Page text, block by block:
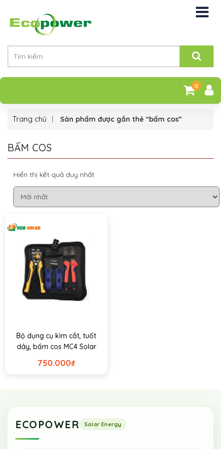
0
Trang chủ Sản phẩm được gắn thẻ “bấm cos”
BẤM COS
Hiển thị kết quả duy nhất
Bộ dụng cụ kìm cắt, tuốt
dây, bấm cos MC4 Solar
₫
750.000
ECOPOWER